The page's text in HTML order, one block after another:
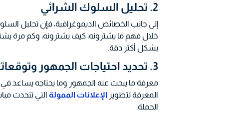
2. تحليل السلوك الشرائي
إلى جانب الخصائص الديموغرافية، فإن تحليل
خلال فهم ما يشترونه، كيف يشترونه، وكم مرة
بشكل أكثر دقة.
3. تحديد احتياجات الجمهور وتوقعاته
معرفة ما يبحث عنه الجمهور وما يحتاجه يساعد
المعرفة لتطوير الإعلانات الممولة التي تتحدث
الحملة.